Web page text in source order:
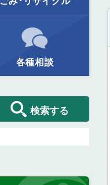
各種相談
検索する